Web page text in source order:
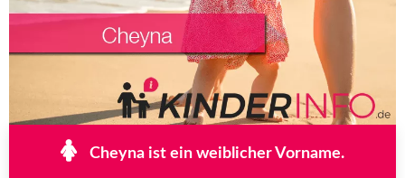
Cheyna ist ein weiblicher Vorname.